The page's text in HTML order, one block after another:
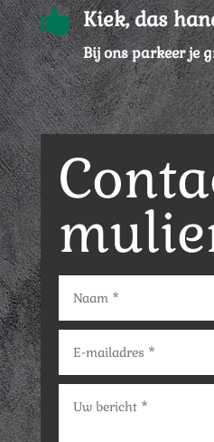
 Kiek, das
Bij ons parkeer je